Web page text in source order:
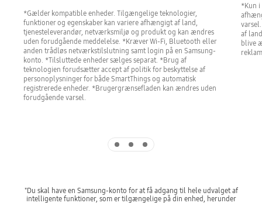
*Gælder kompatible enheder. Tilgængelige teknologier,
funktioner og egenskaber kan variere afhængigt af land,
tjenesteleverandør, netværksmiljø og produkt og kan ændres
uden forudgående meddelelse. *Kræver Wi-Fi, Bluetooth eller
anden trådløs netværkstilslutning samt login på en Samsung-
konto. *Tilsluttede enheder sælges separat. *Brug af
teknologien forudsætter accept af politik for beskyttelse af
personoplysninger for både SmartThings og automatisk
registrerede enheder. *Brugergrænsefladen kan ændres uden
forudgående varsel.
*Kun i
af
blive
"Du skal have en Samsung-konto for at få adgang til hele udvalget af
intelligente funktioner, som er tilgængelige på din enhed, herunder